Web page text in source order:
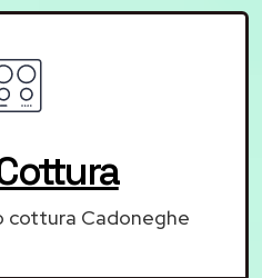
cottura Cadoneghe